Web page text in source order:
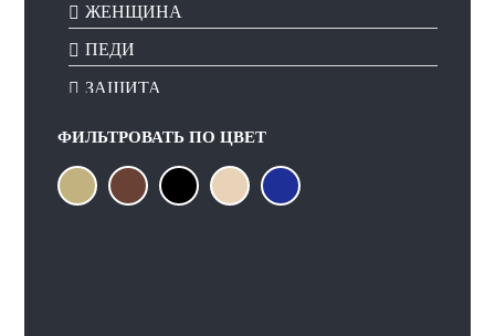
ЖЕНЩИНА
ПЕДИ
ЗАЩИТА
ФИЛЬТРОВАТЬ ПОЦВЕТ